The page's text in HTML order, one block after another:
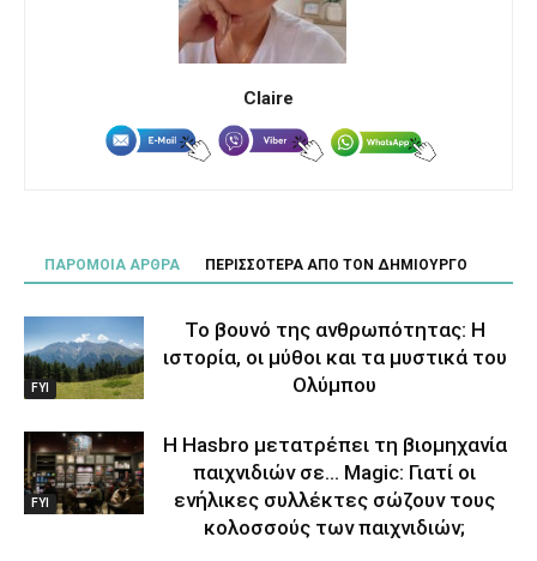
Claire
ΠΑΡΟΜΟΙΑ ΑΡΘΡΑ ΠΕΡΙΣΣΟΤΕΡΑ ΑΠΟ ΤΟΝ ΔΗΜΙΟΥΡΓΟ
FYI
Το βουνό της ανθρωπότητας: Η
ιστορία, οι μύθοι και τα μυστικά του
Ολύμπου
FYI
Η Hasbro μετατρέπει τη βιομηχανία
παιχνιδιών σε… Magic: Γιατί οι
ενήλικες συλλέκτες σώζουν τους
κολοσσούς των παιχνιδιών;